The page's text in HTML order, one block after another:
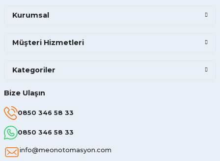
Bize Ulaşın
0850 346 58 33
0850 346 58 33
info@meonotomasyon.com
Kurumsal
Müşteri Hizmetleri
Kategoriler